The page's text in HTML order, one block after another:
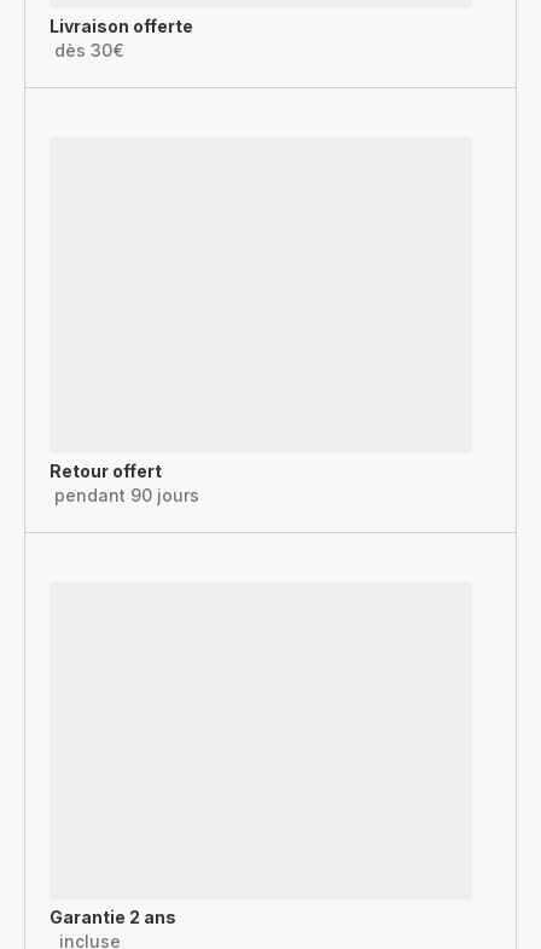
Livraison offerte
dès 30€
Retour offert
pendant 90 jours
Garantie 2 ans
incluse